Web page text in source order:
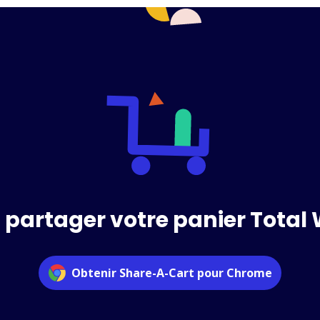
partager votre panier Total
Obtenir Share-A-Cart pour Chrome